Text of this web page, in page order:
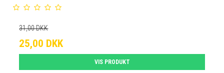
31,00 DKK
25,00 DKK
VIS PRODUKT